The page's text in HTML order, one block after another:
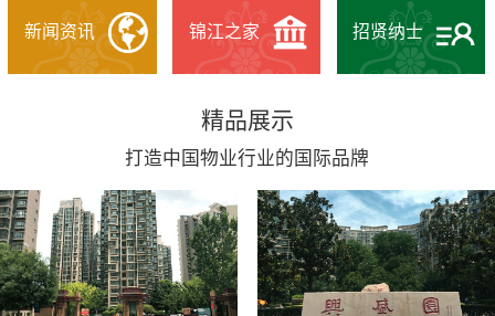
新闻资讯 锦江之家 招贤纳士
精品展示
打造中国物业行业的国际品牌